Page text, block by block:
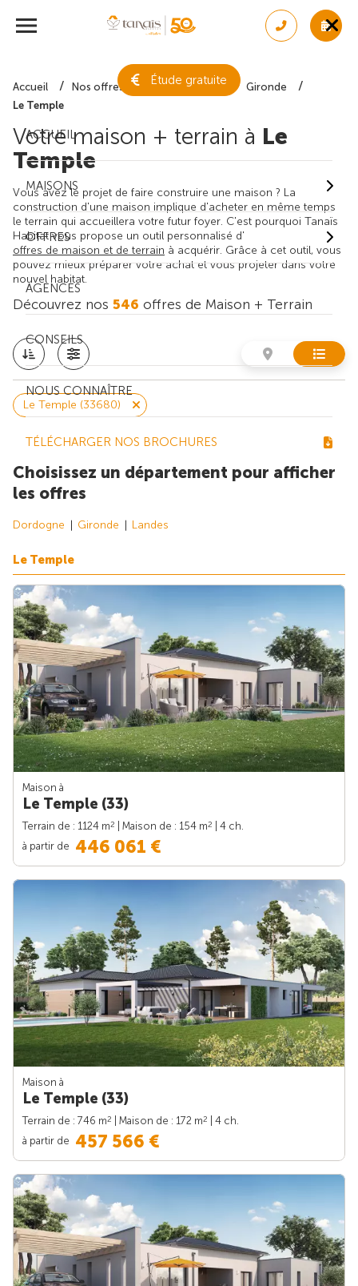
Étude gratuite
ACCUEIL
MAISONS
OFFRES
AGENCES
CONSEILS
NOUS CONNAÎTRE
TÉLÉCHARGER NOS BROCHURES
Accueil Nos offres de maison + terrain
Gironde
Le Temple
Votre maison + terrain à Le
Temple
Vous avez le projet de faire construire une maison ? La
construction d'une maison implique d'acheter en même temps
le terrain qui accueillera votre futur foyer. C'est pourquoi Tanaïs
Habitat vous propose un outil personnalisé d'
offres de maison et de terrain à acquérir. Grâce à cet outil, vous
pouvez mieux préparer votre achat et vous projeter dans votre
nouvel habitat.
Découvrez nos 546 offres de Maison + Terrain
Le Temple (33680)
Choisissez un département pour afficher
les offres
Dordogne Gironde Landes
Le Temple
Maison à
Le Temple (33)
Terrain de : 1124 m2 | Maison de : 154 m2
| 4 ch.
à partir de 446 061 €
Maison à
Le Temple (33)
Terrain de : 746 m2 | Maison de : 172 m2
| 4 ch.
à partir de 457 566 €